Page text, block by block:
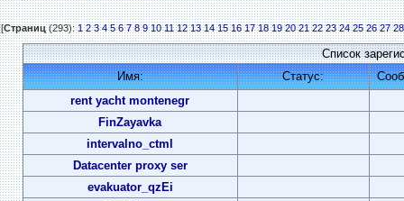
[Страниц(293):1 2 3 4 5 6 7 8 9 10 11 12 13 14 15 16 17 18 19 20 21 22 23 24 25 26 27 28
Список
Имя:
Статус:
rent yacht montenegr
FinZayavka
intervalno_ctml
Datacenter proxy ser
evakuator_qzEi